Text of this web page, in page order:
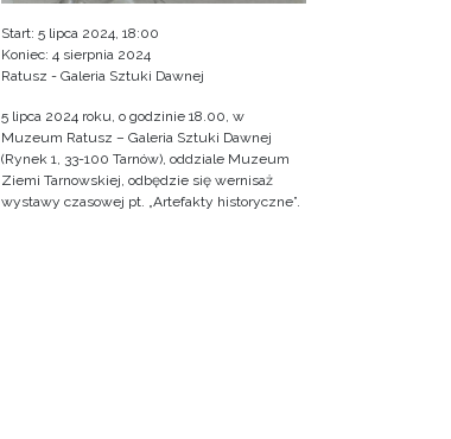
Start: 5 lipca 2024, 18:00
Koniec: 4 sierpnia 2024
Ratusz - Galeria Sztuki Dawnej
5 lipca 2024 roku, o godzinie 18.00, w
Muzeum Ratusz – Galeria Sztuki Dawnej
(Rynek 1, 33-100 Tarnów), oddziale Muzeum
Ziemi Tarnowskiej, odbędzie się wernisaż
wystawy czasowej pt. „Artefakty historyczne”.